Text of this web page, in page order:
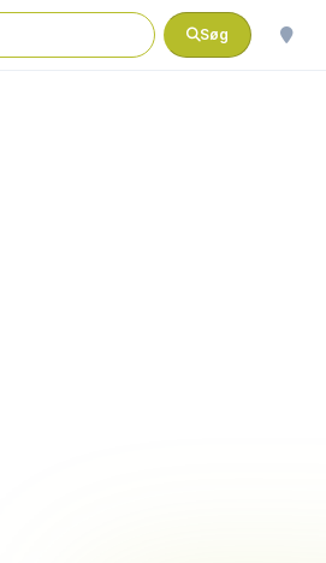
Søg